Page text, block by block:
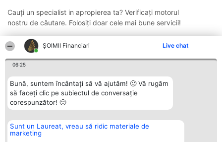
ȘOIMII Financiari Live chat
06:25
Bună, suntem încântați să vă ajutăm! 🙂 Vă rugăm
să faceți clic pe subiectul de conversație
corespunzător! 🙂
Sunt un Laureat, vreau să ridic materiale de
marketing
Cauți un specialist in apropierea ta? Verificați motorul
nostru de căutare. Folosiți doar cele mai bune servicii!
Organizator Ranking
BRIGHT SOLUTIONS BR SRL
Plebiscyt Contact